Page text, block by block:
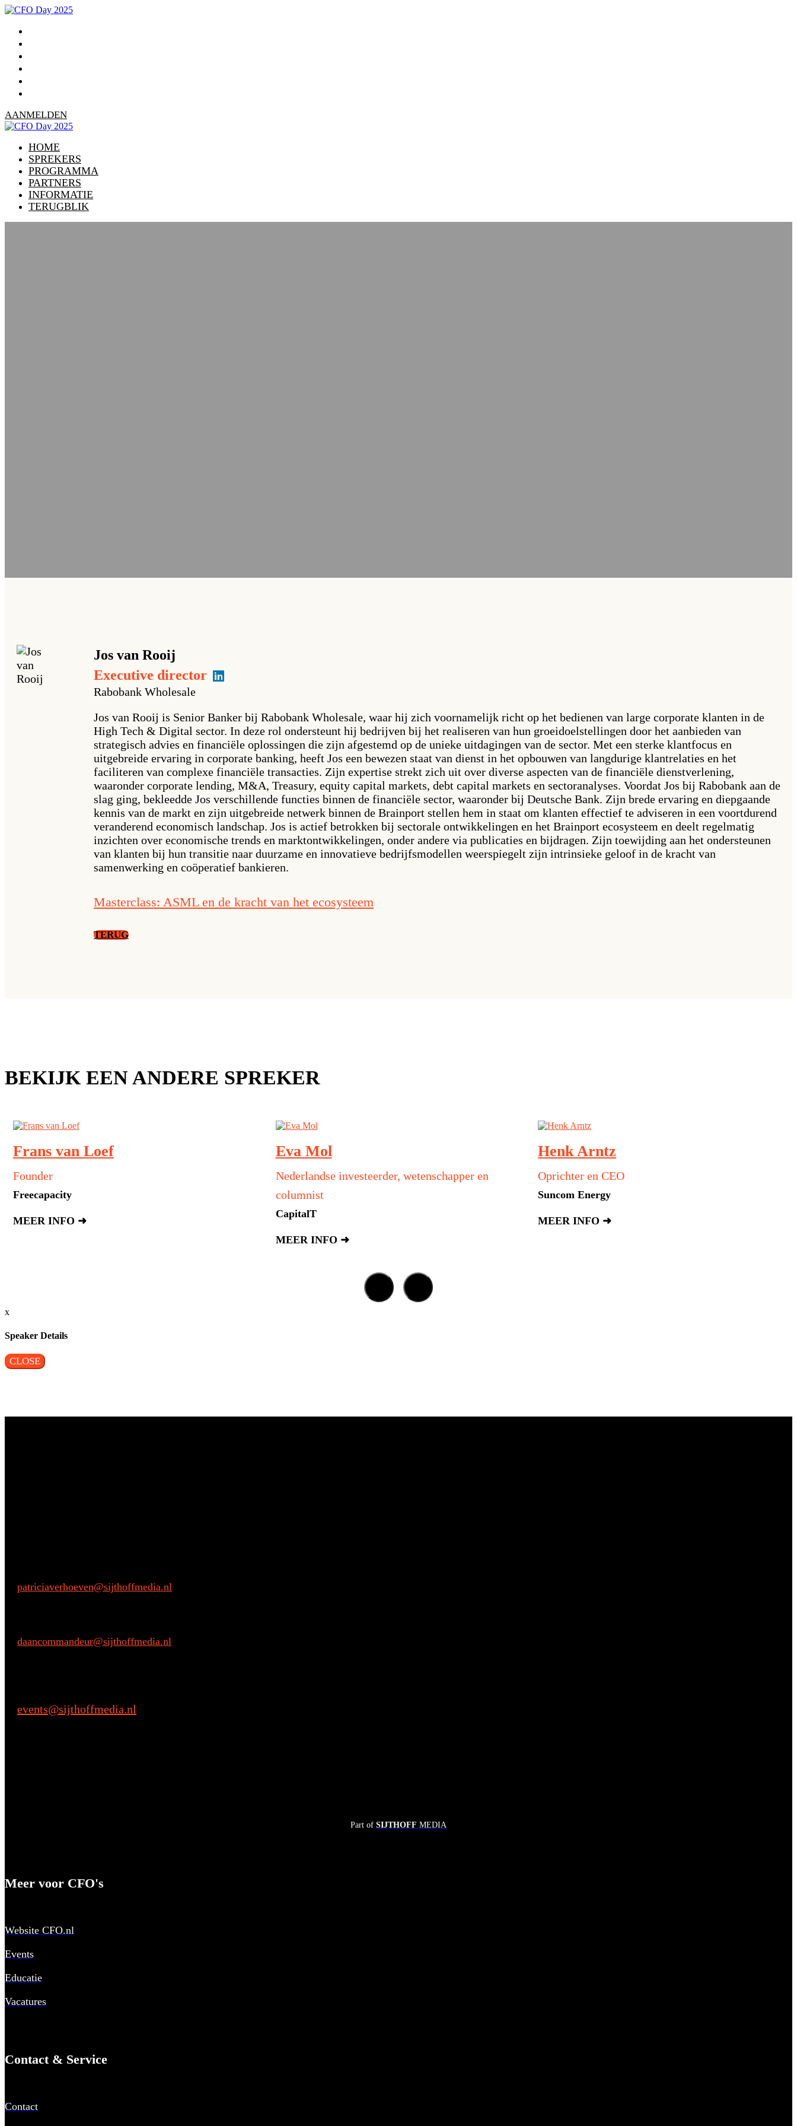
AANMELDEN
HOME
SPREKERS
PROGRAMMA
PARTNERS
INFORMATIE
TERUGBLIK
Jos van Rooij
Executive director
Rabobank Wholesale
Jos van Rooij is Senior Banker bij Rabobank Wholesale, waar hij zich voornamelijk richt op het bedienen van large corporate klanten in de
High Tech & Digital sector. In deze rol ondersteunt hij bedrijven bij het realiseren van hun groeidoelstellingen door het aanbieden van
strategisch advies en financiële oplossingen die zijn afgestemd op de unieke uitdagingen van de sector. Met een sterke klantfocus en
uitgebreide ervaring in corporate banking, heeft Jos een bewezen staat van dienst in het opbouwen van langdurige klantrelaties en het
faciliteren van complexe financiële transacties. Zijn expertise strekt zich uit over diverse aspecten van de financiële dienstverlening,
waaronder corporate lending, M&A, Treasury, equity capital markets, debt capital markets en sectoranalyses. Voordat Jos bij Rabobank aan de
slag ging, bekleedde Jos verschillende functies binnen de financiële sector, waaronder bij Deutsche Bank. Zijn brede ervaring en diepgaande
kennis van de markt en zijn uitgebreide netwerk binnen de Brainport stellen hem in staat om klanten effectief te adviseren in een voortdurend
veranderend economisch landschap. Jos is actief betrokken bij sectorale ontwikkelingen en het Brainport ecosysteem en deelt regelmatig
inzichten over economische trends en marktontwikkelingen, onder andere via publicaties en bijdragen. Zijn toewijding aan het ondersteunen
van klanten bij hun transitie naar duurzame en innovatieve bedrijfsmodellen weerspiegelt zijn intrinsieke geloof in de kracht van
samenwerking en coöperatief bankieren.
Masterclass: ASML en de kracht van het ecosysteem
TERUG
BEKIJK EEN ANDERE SPREKER
Frans van Loef
Founder
Freecapacity
MEER INFO ➜
Eva Mol
Nederlandse investeerder, wetenschapper en
columnist
CapitalT
MEER INFO ➜
Henk Arntz
Oprichter en CEO
Suncom Energy
MEER INFO ➜
x
Speaker Details
CLOSE
patriciaverhoeven@sijthoffmedia.nl
daancommandeur@sijthoffmedia.nl
events@sijthoffmedia.nl
Part of SIJTHOFF MEDIA
Meer voor CFO's
Website CFO.nl
Events
Educatie
Vacatures
Contact & Service
Contact